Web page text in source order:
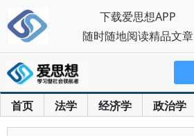
首页 法学 经济学 政治学
下载爱思想APP
随时随地阅读精品文章